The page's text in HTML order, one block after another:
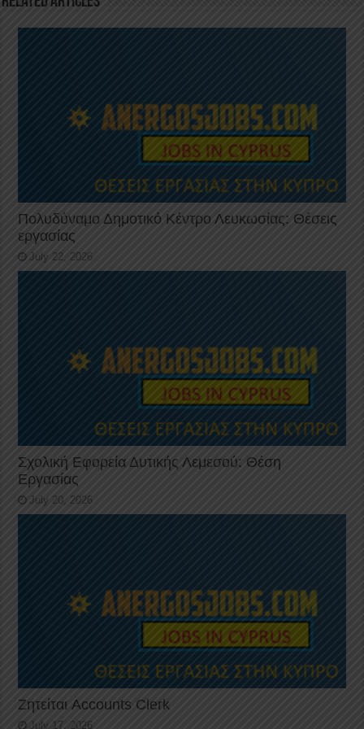
k
Πολυδύναμο Δημοτικό Κέντρο Λευκωσίας: Θέσεις
εργασίας
July 22, 2026
Σχολική Εφορεία Δυτικής Λεμεσού: Θέση
Εργασίας
July 20, 2026
Ζητείται Accounts Clerk
July 17, 2026